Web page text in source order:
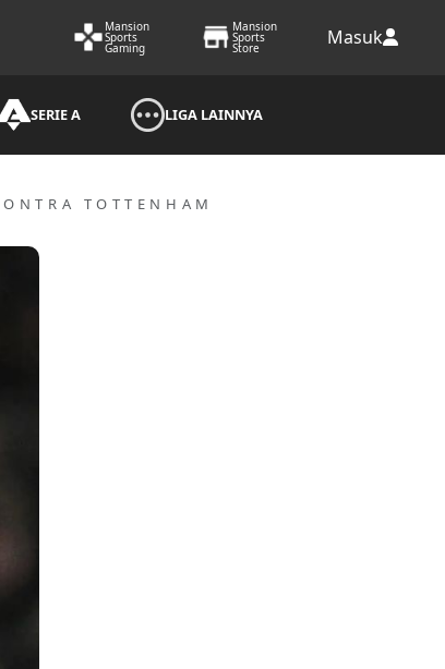
Mansion
Sports
Gaming
Mansion
Sports
Store Masuk
SERIE A LIGA LAINNYA
TOTTENHAM